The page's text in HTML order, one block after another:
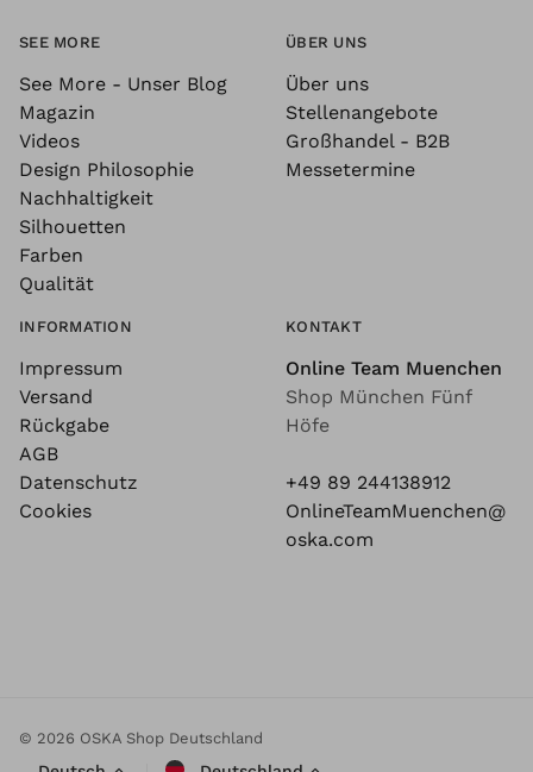
SEE MORE
See More - Unser Blog
Magazin
Videos
Design Philosophie
Nachhaltigkeit
Silhouetten
Farben
Qualität
ÜBER UNS
Über uns
Stellenangebote
Großhandel - B2B
Messetermine
INFORMATION
Impressum
Versand
Rückgabe
AGB
Datenschutz
Cookies
KONTAKT
Online Team Muenchen
Shop München Fünf
Höfe
+49 89 244138912
OnlineTeamMuenchen@
oska.com
© 2026 OSKA Shop Deutschland